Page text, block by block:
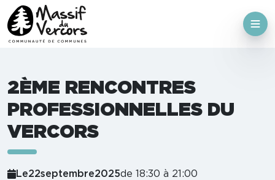
2ÈME RENCONTRES
PROFESSIONNELLES DU
VERCORS
Le22septembre2025de 18:30 à 21:00